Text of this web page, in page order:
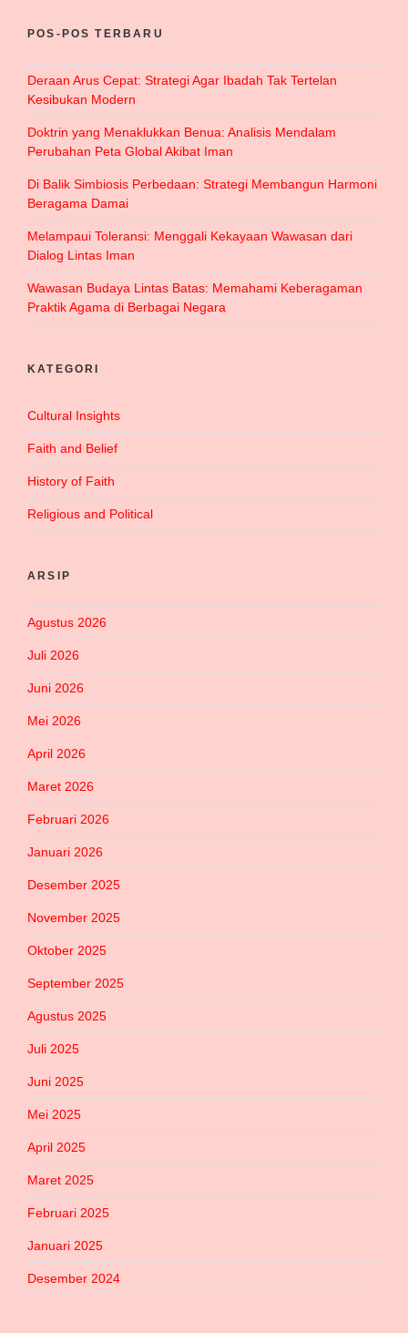
POS-POS TERBARU
Deraan Arus Cepat: Strategi Agar Ibadah Tak Tertelan
Kesibukan Modern
Doktrin yang Menaklukkan Benua: Analisis Mendalam
Perubahan Peta Global Akibat Iman
Di Balik Simbiosis Perbedaan: Strategi Membangun Harmoni
Beragama Damai
Melampaui Toleransi: Menggali Kekayaan Wawasan dari
Dialog Lintas Iman
Wawasan Budaya Lintas Batas: Memahami Keberagaman
Praktik Agama di Berbagai Negara
KATEGORI
Cultural Insights
Faith and Belief
History of Faith
Religious and Political
ARSIP
Agustus 2026
Juli 2026
Juni 2026
Mei 2026
April 2026
Maret 2026
Februari 2026
Januari 2026
Desember 2025
November 2025
Oktober 2025
September 2025
Agustus 2025
Juli 2025
Juni 2025
Mei 2025
April 2025
Maret 2025
Februari 2025
Januari 2025
Desember 2024